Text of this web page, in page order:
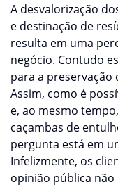
A desvalorização
e destinação de
resulta em uma
negócio. Contudo
para a preservação
Assim, como é
e, ao mesmo
caçambas de
pergunta está em
Infelizmente, os
opinião pública